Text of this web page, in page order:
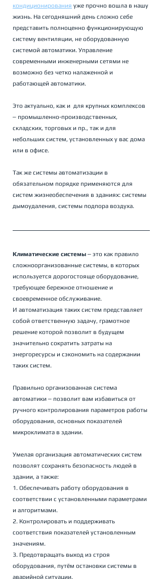
кондиционирования уже прочно вошла в нашу
жизнь. На сегодняшний день сложно себе
представить полноценно функционирующую
систему вентиляции, не оборудованную
системой автоматики. Управление
современными инженерными сетями не
возможно без четко налаженной и
работающей автоматики.
Это актуально, как и  для крупных комплексов
‒ промышленно-производственных,
складских, торговых и пр., так и для
небольших систем, установленных у вас дома
или в офисе.
Так же системы автоматизации в
обязательном порядке применяются для
систем жизнеобеспечения в зданиях: системы
дымоудаления, системы подпора воздуха.
Климатические системы ‒ это как правило
сложноорганизованные системы, в которых
используется дорогостояще оборудование,
требующее бережное отношение и
своевременное обслуживание.
И автоматизация таких систем представляет
собой ответственную задачу, грамотное
решение которой позволит в будущем
значительно сократить затраты на
энергоресурсы и сэкономить на содержании
таких систем.
Правильно организованная система
автоматики ‒ позволит вам избавиться от
ручного контролирования параметров работы
оборудования, основных показателей
микроклимата в здании.
Умелая организация автоматических систем
позволят сохранять безопасность людей в
здании, а также:
1. Обеспечивать работу оборудования в
соответствии с установленными параметрами
и алгоритмами.
2. Контролировать и поддерживать
соответствия показателей установленным
значениям.
3. Предотвращать выход из строя
оборудования, путём остановки системы в
аварийной ситуации.